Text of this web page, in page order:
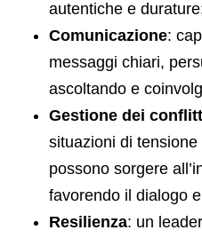
autentiche e
Comunicazione:
messaggi chiari,
ascoltando e
Gestione dei
situazioni di
possono sorgere
favorendo il dialogo
Resilienza: un